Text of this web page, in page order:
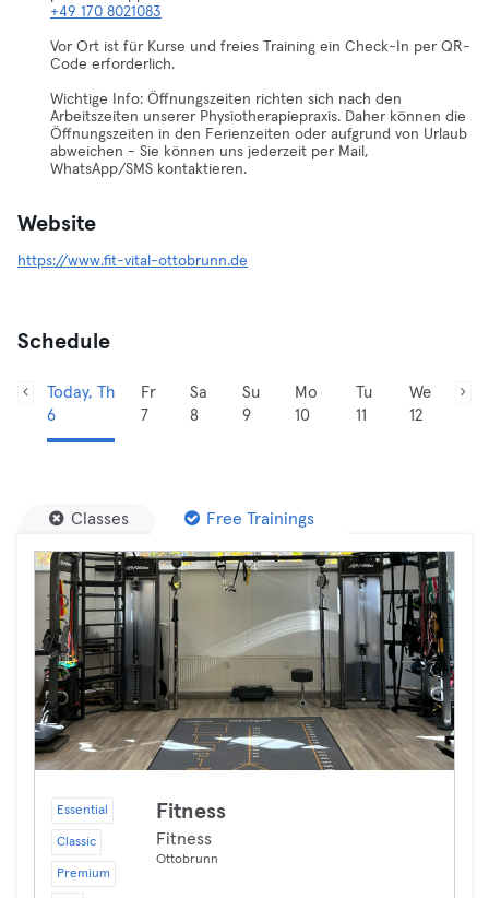
+49 170 8021083
Vor Ort ist für Kurse und freies Training ein Check-In per QR-
Code erforderlich.
Wichtige Info: Öffnungszeiten richten sich nach den
Arbeitszeiten unserer Physiotherapiepraxis. Daher können die
Öffnungszeiten in den Ferienzeiten oder aufgrund von Urlaub
abweichen - Sie können uns jederzeit per Mail,
WhatsApp/SMS kontaktieren.
Website
https://www.fit-vital-ottobrunn.de
Schedule
Today, Th
6
Fr
7
Sa
8
Su
9
Mo
10
Tu
11
We
12
Classes Free Trainings
Essential
Classic
Premium
Fitness
Fitness
Ottobrunn